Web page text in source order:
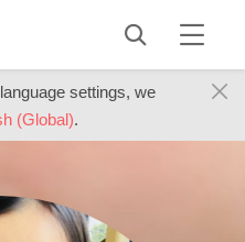
settings, we
(Global).